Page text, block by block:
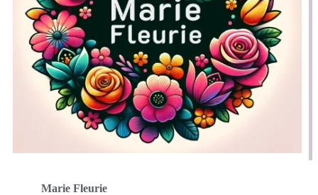
Marie Fleurie